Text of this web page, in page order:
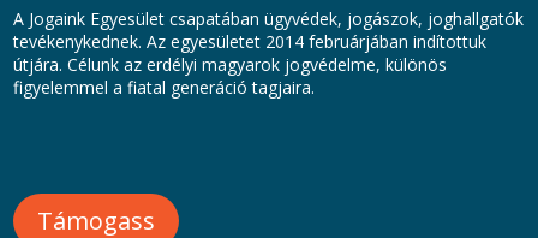
A Jogaink Egyesület csapatában ügyvédek, jogászok, joghallgatók
tevékenykednek. Az egyesületet 2014 februárjában indítottuk
útjára. Célunk az erdélyi magyarok jogvédelme, különös
figyelemmel a fiatal generáció tagjaira.
Támogass